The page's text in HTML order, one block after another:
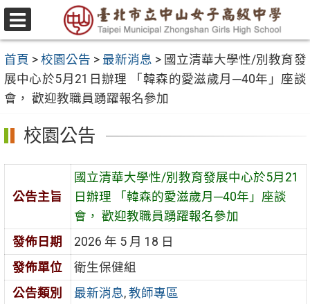
跳
至
要
內
容
區
選
單
首頁 > 校園公告 > 最新消息 > 國立清華大學性/別教育發
展中心於5月21日辦理 「韓森的愛滋歲月─40年」座談
會， 歡迎教職員踴躍報名參加
校園公告
公告主旨
國立清華大學性/別教育發展中心於5月21
日辦理 「韓森的愛滋歲月─40年」座談
會， 歡迎教職員踴躍報名參加
發佈日期
2026 年 5 月 18 日
發佈單位
衛生保健組
公告類別
最新消息, 教師專區